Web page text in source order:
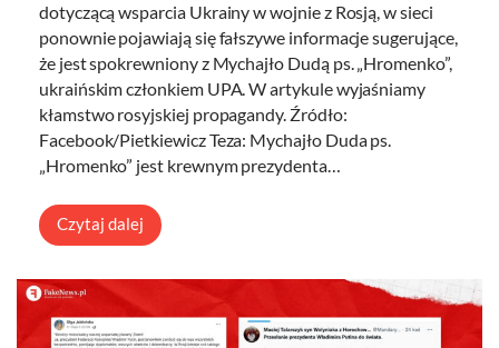
dotyczącą wsparcia Ukrainy w wojnie z Rosją, w sieci
ponownie pojawiają się fałszywe informacje sugerujące,
że jest spokrewniony z Mychajło Dudą ps. „Hromenko”,
ukraińskim członkiem UPA. W artykule wyjaśniamy
kłamstwo rosyjskiej propagandy. Źródło:
Facebook/Pietkiewicz Teza: Mychajło Duda ps.
„Hromenko” jest krewnym prezydenta…
Czytaj dalej